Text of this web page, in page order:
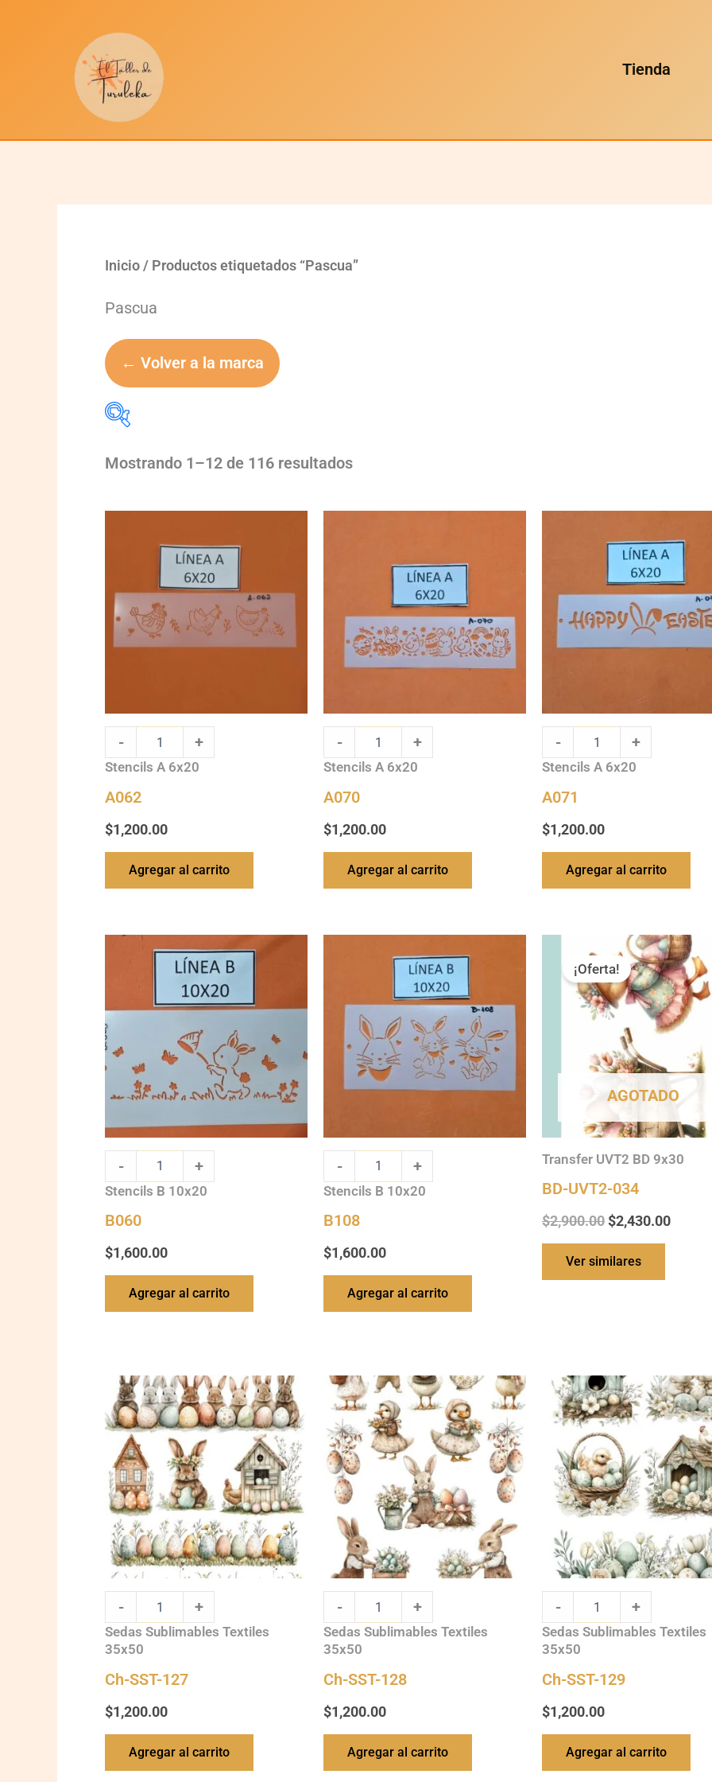
Tienda
Inicio/ Productos etiquetados “Pascua”
Pascua
← Volver a la marca
marca
Mostrando 1–12 de 116 resultados
- +
Stencils A 6x20
A062
$1,200.00
Agregar al carrito
- +
Stencils A 6x20
A070
$1,200.00
Agregar al carrito
- +
Stencils A 6x20
A071
$1,200.00
Agregar al carrito
- +
Stencils B 10x20
B060
$1,600.00
Agregar al carrito
- +
Stencils B 10x20
B108
$1,600.00
Agregar al carrito
AGOTADO
¡Oferta!
Transfer UVT2 BD 9x30
BD-UVT2-034
$2,900.00
precio
original
era:
$2,900.00.
$2,430.00
El
precio
actual
es:
Ver similares
Ch-
SST-
127
quantity
- +
Sedas Sublimables Textiles
35x50
Ch-SST-127
$1,200.00
Agregar al carrito
Ch-
SST-
128
quantity
- +
Sedas Sublimables Textiles
35x50
Ch-SST-128
$1,200.00
Agregar al carrito
Ch-
SST-
129
quantity
- +
Sedas Sublimables Textiles
35x50
Ch-SST-129
$1,200.00
Agregar al carrito